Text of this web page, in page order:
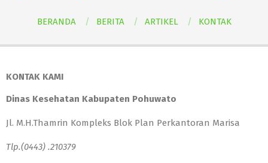
BERANDA BERITA ARTIKEL KONTAK
KONTAK KAMI
Dinas Kesehatan Kabupaten Pohuwato
Jl. M.H.Thamrin Kompleks Blok Plan Perkantoran Marisa
Tlp.(0443) .210379